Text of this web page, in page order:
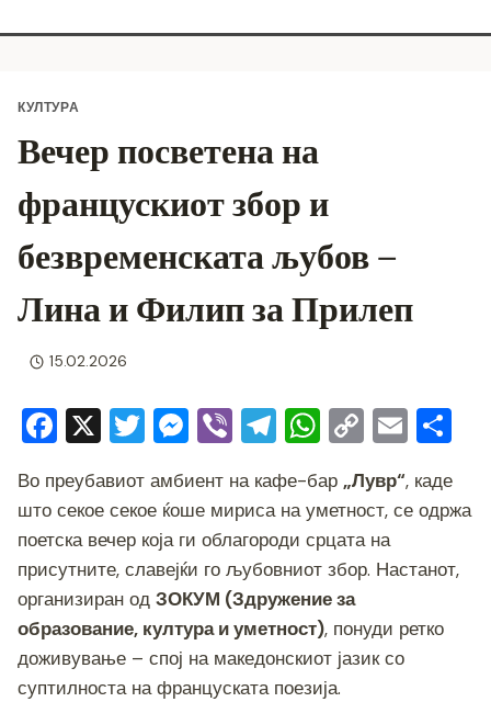
КУЛТУРА
Вечер посветена на
францускиот збор и
безвременската љубов –
Лина и Филип за Прилеп
15.02.2026
F
c
e
b
o
o
k
X T
wi
tt
er
M
ss
e
n
g
er
Vi
er
T
el
e
gr
a
m
W
at
s
A
p
p
C
p
y
Li
k
E
ai
l
ar
e
Во преубавиот амбиент на кафе-бар „Лувр“, каде
што секое секое ќоше мириса на уметност, се одржа
поетска вечер која ги облагороди срцата на
присутните, славејќи го љубовниот збор. Настанот,
организиран од ЗОКУМ (Здружение за
образование, култура и уметност), понуди ретко
доживување – спој на македонскиот јазик со
суптилноста на француската поезија.